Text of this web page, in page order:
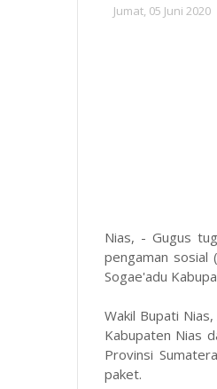
Jumat, 05 Juni 2020
Nias, - Gugus
pengaman sosial
Sogae'adu
Wakil Bupati
Kabupaten Nias
Provinsi
paket.